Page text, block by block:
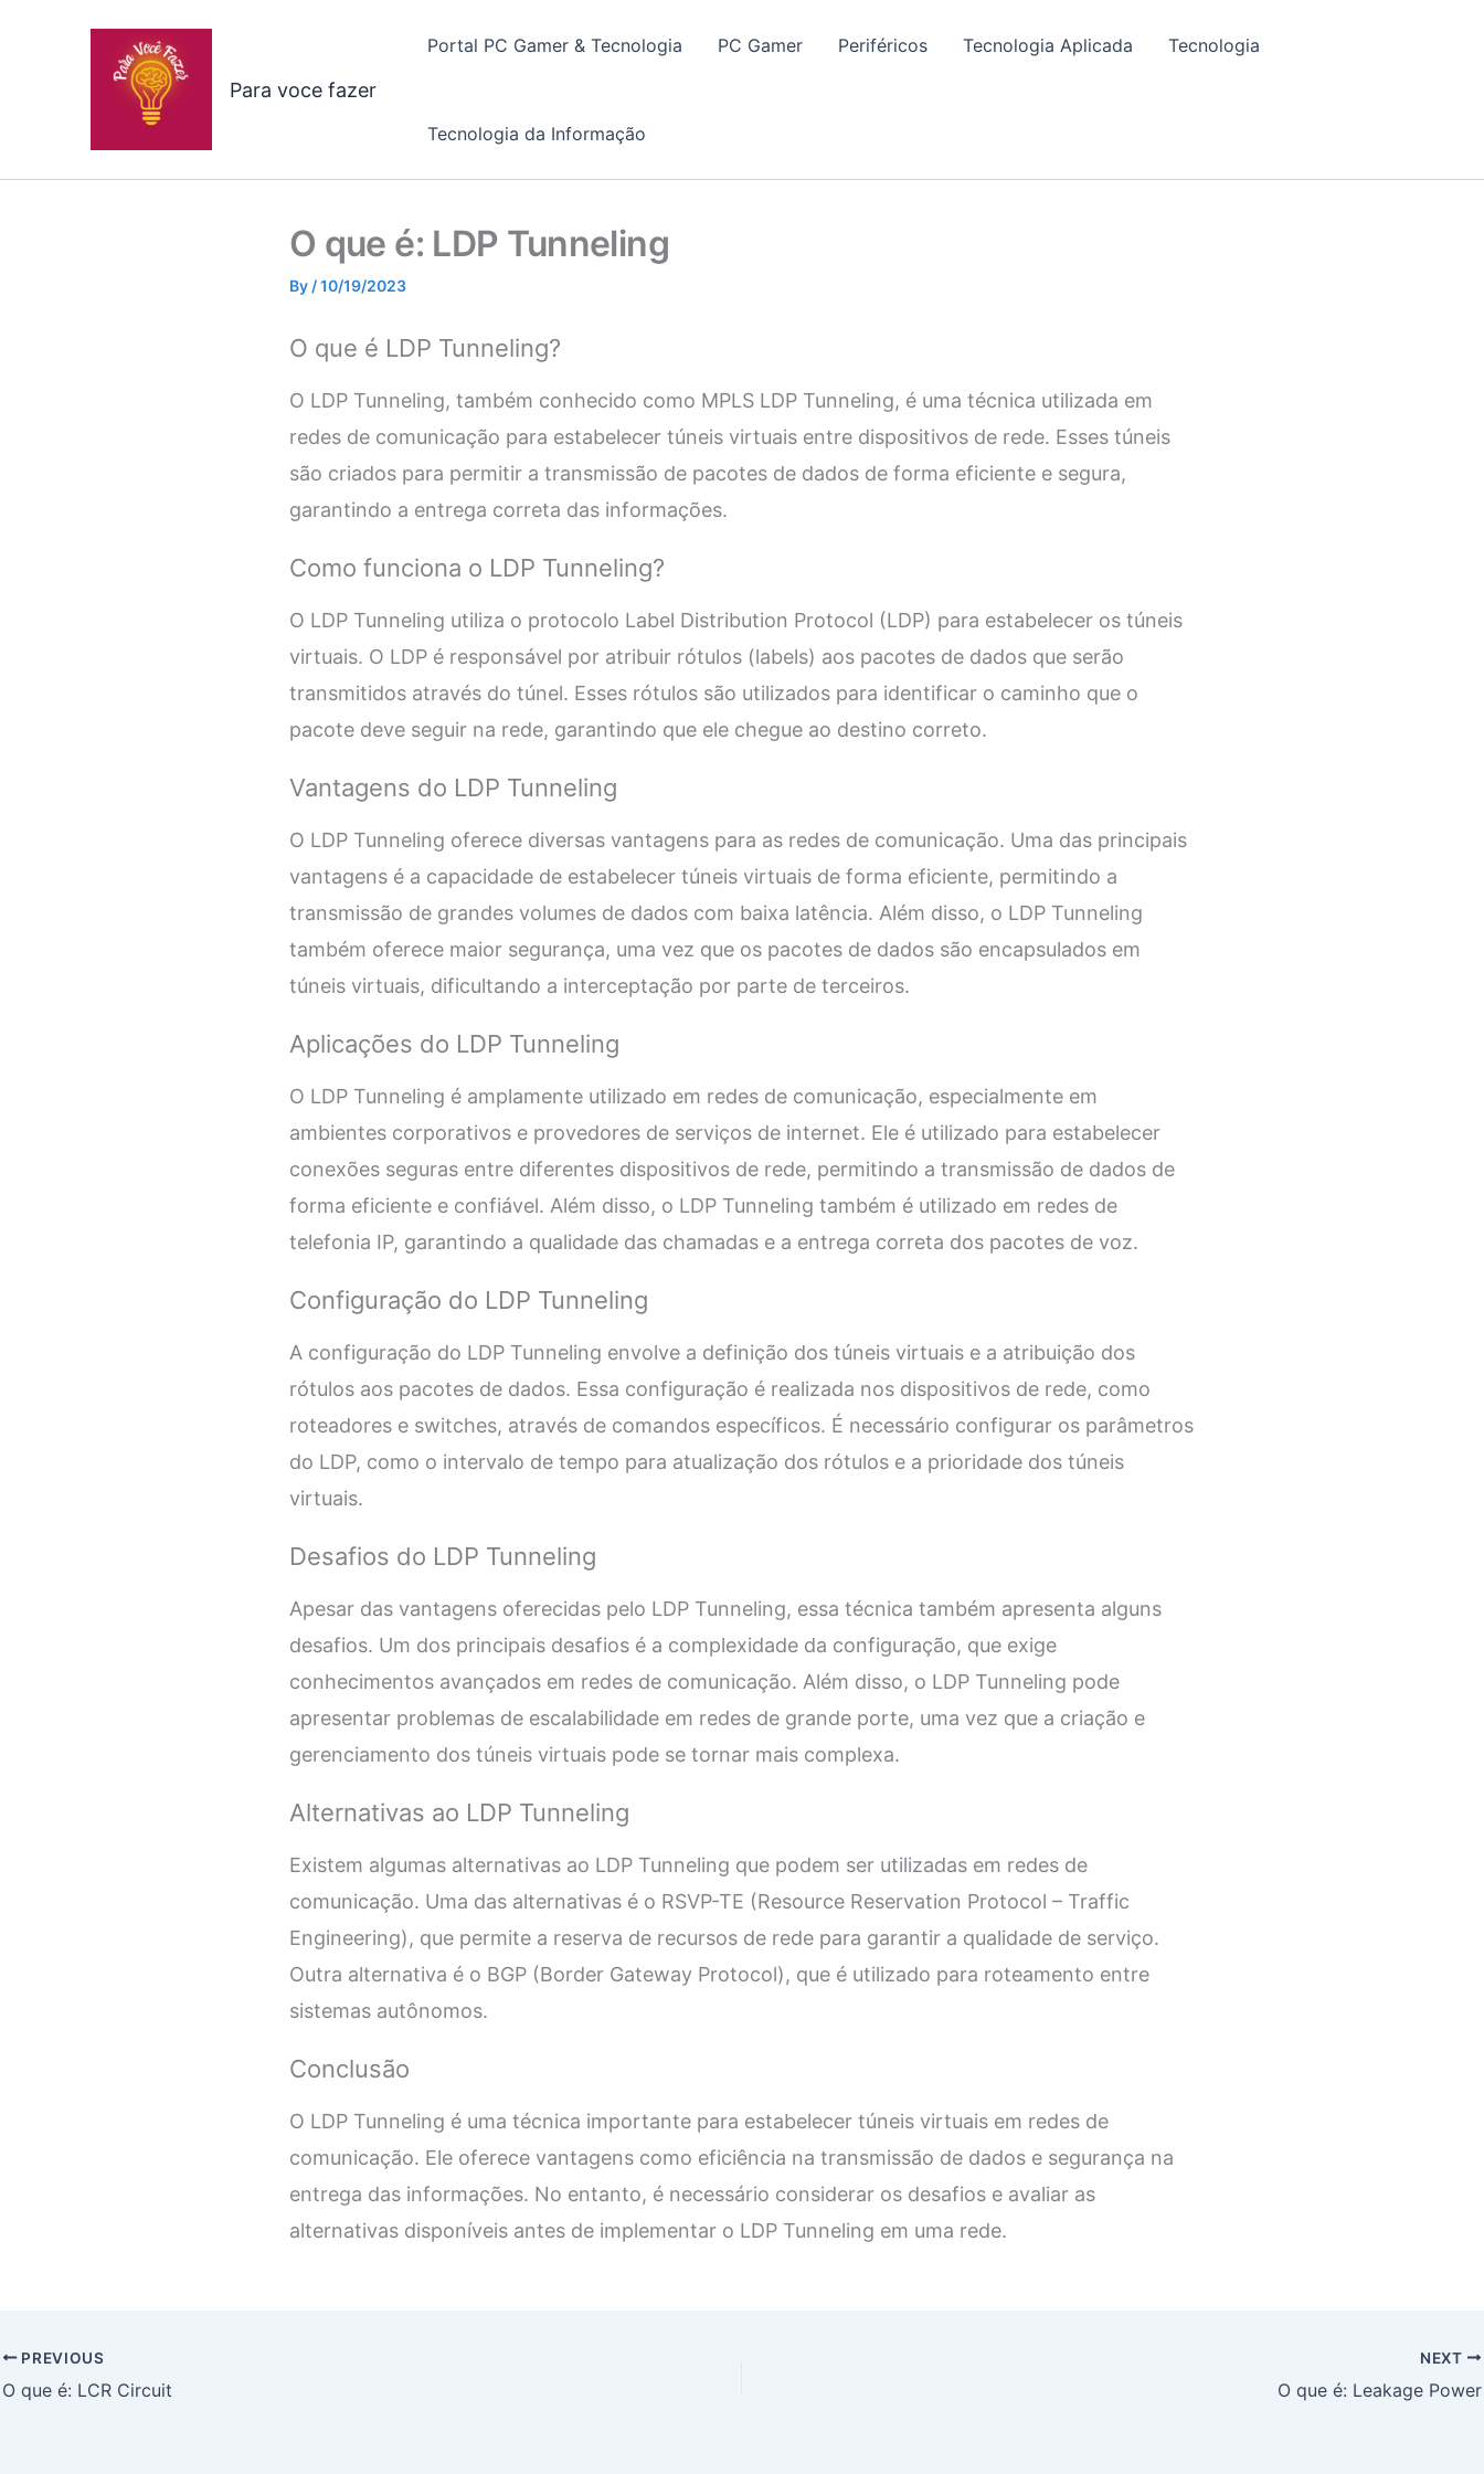
Para voce fazer
Portal PC Gamer & Tecnologia PC Gamer Periféricos Tecnologia Aplicada Tecnologia
Tecnologia da Informação
O que é: LDP Tunneling
By /10/19/2023
O que é LDP Tunneling?
O LDP Tunneling, também conhecido como MPLS LDP Tunneling, é uma técnica utilizada em
redes de comunicação para estabelecer túneis virtuais entre dispositivos de rede. Esses túneis
são criados para permitir a transmissão de pacotes de dados de forma eficiente e segura,
garantindo a entrega correta das informações.
Como funciona o LDP Tunneling?
O LDP Tunneling utiliza o protocolo Label Distribution Protocol (LDP) para estabelecer os túneis
virtuais. O LDP é responsável por atribuir rótulos (labels) aos pacotes de dados que serão
transmitidos através do túnel. Esses rótulos são utilizados para identificar o caminho que o
pacote deve seguir na rede, garantindo que ele chegue ao destino correto.
Vantagens do LDP Tunneling
O LDP Tunneling oferece diversas vantagens para as redes de comunicação. Uma das principais
vantagens é a capacidade de estabelecer túneis virtuais de forma eficiente, permitindo a
transmissão de grandes volumes de dados com baixa latência. Além disso, o LDP Tunneling
também oferece maior segurança, uma vez que os pacotes de dados são encapsulados em
túneis virtuais, dificultando a interceptação por parte de terceiros.
Aplicações do LDP Tunneling
O LDP Tunneling é amplamente utilizado em redes de comunicação, especialmente em
ambientes corporativos e provedores de serviços de internet. Ele é utilizado para estabelecer
conexões seguras entre diferentes dispositivos de rede, permitindo a transmissão de dados de
forma eficiente e confiável. Além disso, o LDP Tunneling também é utilizado em redes de
telefonia IP, garantindo a qualidade das chamadas e a entrega correta dos pacotes de voz.
Configuração do LDP Tunneling
A configuração do LDP Tunneling envolve a definição dos túneis virtuais e a atribuição dos
rótulos aos pacotes de dados. Essa configuração é realizada nos dispositivos de rede, como
roteadores e switches, através de comandos específicos. É necessário configurar os parâmetros
do LDP, como o intervalo de tempo para atualização dos rótulos e a prioridade dos túneis
virtuais.
Desafios do LDP Tunneling
Apesar das vantagens oferecidas pelo LDP Tunneling, essa técnica também apresenta alguns
desafios. Um dos principais desafios é a complexidade da configuração, que exige
conhecimentos avançados em redes de comunicação. Além disso, o LDP Tunneling pode
apresentar problemas de escalabilidade em redes de grande porte, uma vez que a criação e
gerenciamento dos túneis virtuais pode se tornar mais complexa.
Alternativas ao LDP Tunneling
Existem algumas alternativas ao LDP Tunneling que podem ser utilizadas em redes de
comunicação. Uma das alternativas é o RSVP-TE (Resource Reservation Protocol – Traffic
Engineering), que permite a reserva de recursos de rede para garantir a qualidade de serviço.
Outra alternativa é o BGP (Border Gateway Protocol), que é utilizado para roteamento entre
sistemas autônomos.
Conclusão
O LDP Tunneling é uma técnica importante para estabelecer túneis virtuais em redes de
comunicação. Ele oferece vantagens como eficiência na transmissão de dados e segurança na
entrega das informações. No entanto, é necessário considerar os desafios e avaliar as
alternativas disponíveis antes de implementar o LDP Tunneling em uma rede.
PREVIOUS
O que é: LCR Circuit
NEXT
O que é: Leakage Power